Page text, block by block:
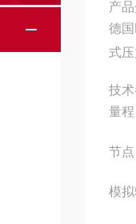
产
德
式
技
量
节
模